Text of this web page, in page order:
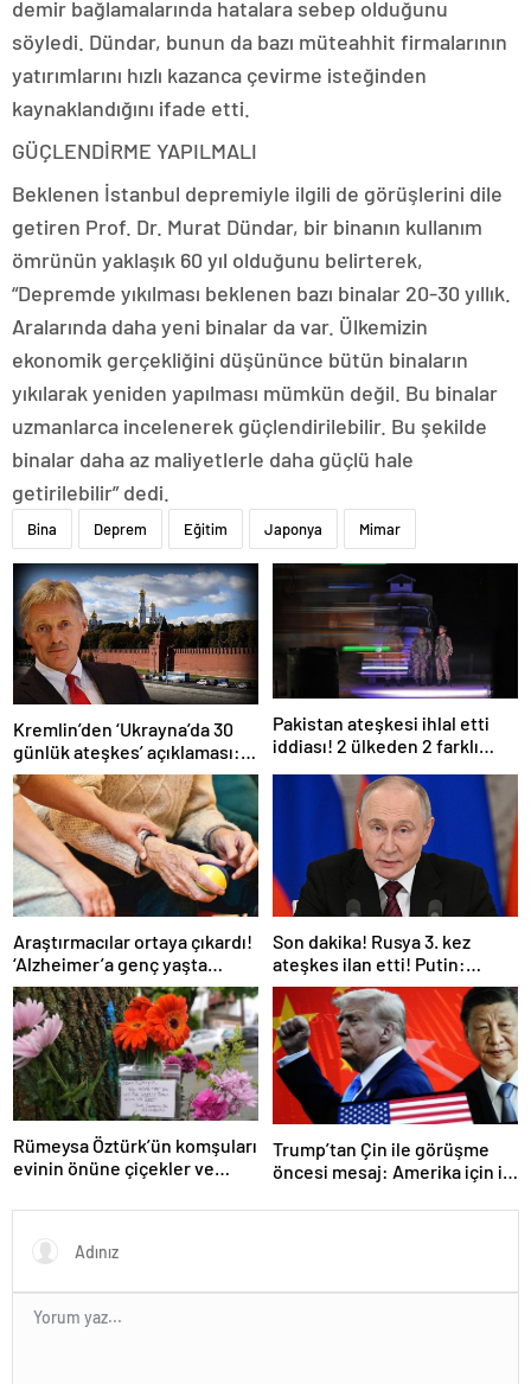
demir bağlamalarında hatalara sebep olduğunu
söyledi. Dündar, bunun da bazı müteahhit firmalarının
yatırımlarını hızlı kazanca çevirme isteğinden
kaynaklandığını ifade etti.
GÜÇLENDİRME YAPILMALI
Beklenen İstanbul depremiyle ilgili de görüşlerini dile
getiren Prof. Dr. Murat Dündar, bir binanın kullanım
ömrünün yaklaşık 60 yıl olduğunu belirterek,
“Depremde yıkılması beklenen bazı binalar 20-30 yıllık.
Aralarında daha yeni binalar da var. Ülkemizin
ekonomik gerçekliğini düşününce bütün binaların
yıkılarak yeniden yapılması mümkün değil. Bu binalar
uzmanlarca incelenerek güçlendirilebilir. Bu şekilde
binalar daha az maliyetlerle daha güçlü hale
getirilebilir” dedi.
Bina Deprem Eğitim Japonya Mimar
Kremlin’den ‘Ukrayna’da 30
günlük ateşkes’ açıklaması:
Bunu iyice düşünmeliyiz
Pakistan ateşkesi ihlal etti
iddiası! 2 ülkeden 2 farklı
Araştırmacılar ortaya çıkardı!
‘Alzheimer’a genç yaşta
yakalanabilirsiniz’
Son dakika! Rusya 3. kez
ateşkes ilan etti! Putin:
Erdoğan ile görüşme
gerçekleştireceğiz
Rümeysa Öztürk’ün komşuları
evinin önüne çiçekler ve
Trump’tan Çin ile görüşme
öncesi mesaj: Amerika için iyi